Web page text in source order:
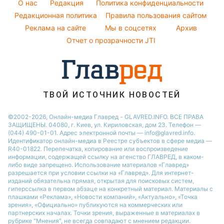
Кейт Миддлтон
Новости Львова
Новости Запорожья
Новости Днепра
Погода на завтра
Пылевая буря
O нас Редакция
Политика конфиденциальности
Редакционная политика
Правила пользования сайтом
Реклама на сайте
Мы в соцсетях
Архив
Отчет о прозрачности JTI
ТВОЙ ИСТОЧНИК НОВОСТЕЙ
©2002-2026, Онлайн-медиа Главред - GLAVRED.INFO. ВСЕ ПРАВА
ЗАЩИЩЕНЫ. 04080, г. Киев, ул. Кириловская, дом 23. Телефон —
(044) 490-01-01. Адрес электронной почты — info@glavred.info.
Идентификатор онлайн-медиа в Реестре cубъектов в сфере медиа —
R40-01822. Перепечатка, копирование или воспроизведение
информации, содержащей ссылку на агенство ГЛАВРЕД, в каком-
либо виде запрещено. Использование материалов «Главред»
разрешается при условии ссылки на «Главред». Для интернет-
изданий обязательна прямая, открытая для поисковых систем,
гиперссылка в первом абзаце на конкретный материал. Материалы с
плашками «Реклама», «Новости компаний», «Актуально», «Точка
зрения», «Официально» публикуются на коммерческих или
партнерских началах. Точки зрения, выраженные в материалах в
рубрике "Мнения", не всегда совпадают с мнением редакции.